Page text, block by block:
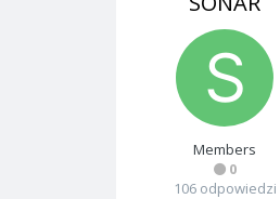
Members
0
106 odpowiedzi